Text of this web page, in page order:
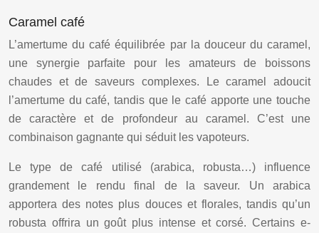
Caramel café
L’amertume du café équilibrée par la douceur du caramel,
une synergie parfaite pour les amateurs de boissons
chaudes et de saveurs complexes. Le caramel adoucit
l’amertume du café, tandis que le café apporte une touche
de caractère et de profondeur au caramel. C’est une
combinaison gagnante qui séduit les vapoteurs.
Le type de café utilisé (arabica, robusta…) influence
grandement le rendu final de la saveur. Un arabica
apportera des notes plus douces et florales, tandis qu’un
robusta offrira un goût plus intense et corsé. Certains e-